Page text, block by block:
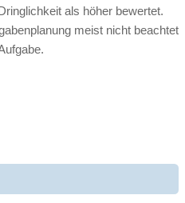
als höher bewertet.
meist nicht beachtet